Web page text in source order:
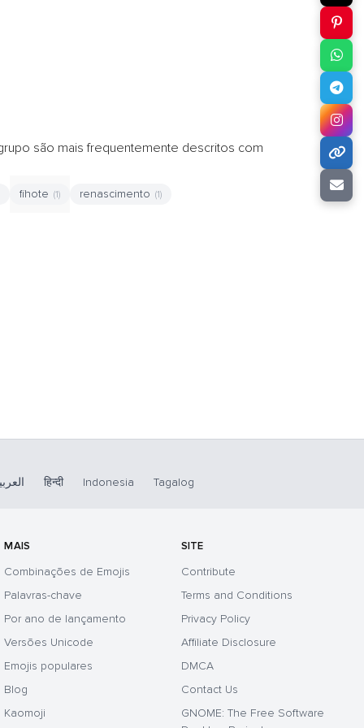
são mais frequentemente descritos com
fihote (1) renascimento (1)
हिन्दी Indonesia Tagalog
MAIS
Combinações de Emojis
Palavras-chave
Por ano de lançamento
Versões Unicode
Emojis populares
Blog
Kaomoji
SITE
Contribute
Terms and Conditions
Privacy Policy
Affiliate Disclosure
DMCA
Contact Us
GNOME: The Free Software